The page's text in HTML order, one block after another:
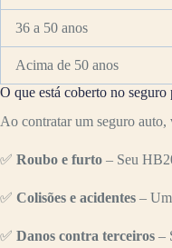
36 a 50 anos
Acima de 50 anos
O que está coberto no
Ao contratar um seguro auto,
✅ Roubo e furto – Seu
✅ Colisões e acidentes –
✅ Danos contra terceiros –